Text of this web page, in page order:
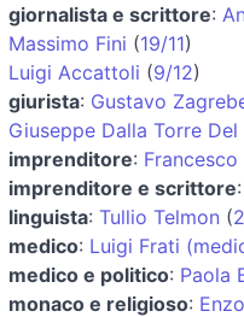
giornalista e scrittore:
Massimo Fini (19/11)
Luigi Accattoli (9/12)
giurista: Gustavo
Giuseppe Dalla Torre
imprenditore:
imprenditore e scrittore:
linguista: Tullio Telmon (
medico: Luigi Frati
medico e politico: Paola
monaco e religioso: